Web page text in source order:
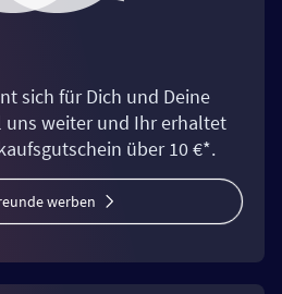
sich für Dich und Deine
uns weiter und Ihr erhaltet
über 10 €*.
werben